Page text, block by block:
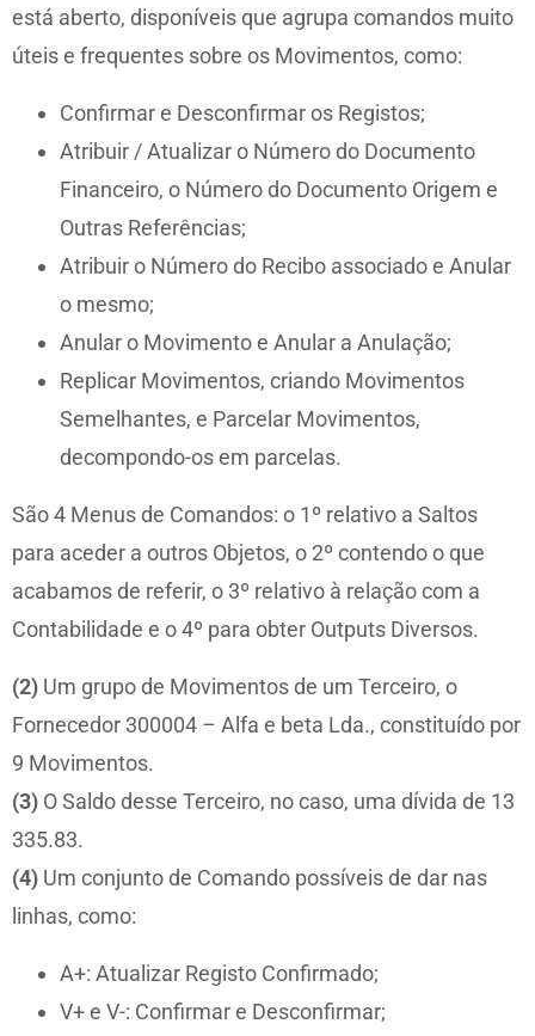
está aberto, disponíveis que agrupa comandos muito
úteis e frequentes sobre os Movimentos, como:
Confirmar e Desconfirmar os Registos;
Atribuir / Atualizar o Número do Documento
Financeiro, o Número do Documento Origem e
Outras Referências;
Atribuir o Número do Recibo associado e Anular
o mesmo;
Anular o Movimento e Anular a Anulação;
Replicar Movimentos, criando Movimentos
Semelhantes, e Parcelar Movimentos,
decompondo-os em parcelas.
São 4 Menus de Comandos: o 1º relativo a Saltos
para aceder a outros Objetos, o 2º contendo o que
acabamos de referir, o 3º relativo à relação com a
Contabilidade e o 4º para obter Outputs Diversos.
(2) Um grupo de Movimentos de um Terceiro, o
Fornecedor 300004 – Alfa e beta Lda., constituído por
9 Movimentos.
(3) O Saldo desse Terceiro, no caso, uma dívida de 13
335.83.
(4) Um conjunto de Comando possíveis de dar nas
linhas, como:
A+: Atualizar Registo Confirmado;
V+ e V-: Confirmar e Desconfirmar;